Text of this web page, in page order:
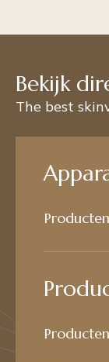
Bekijk
The best